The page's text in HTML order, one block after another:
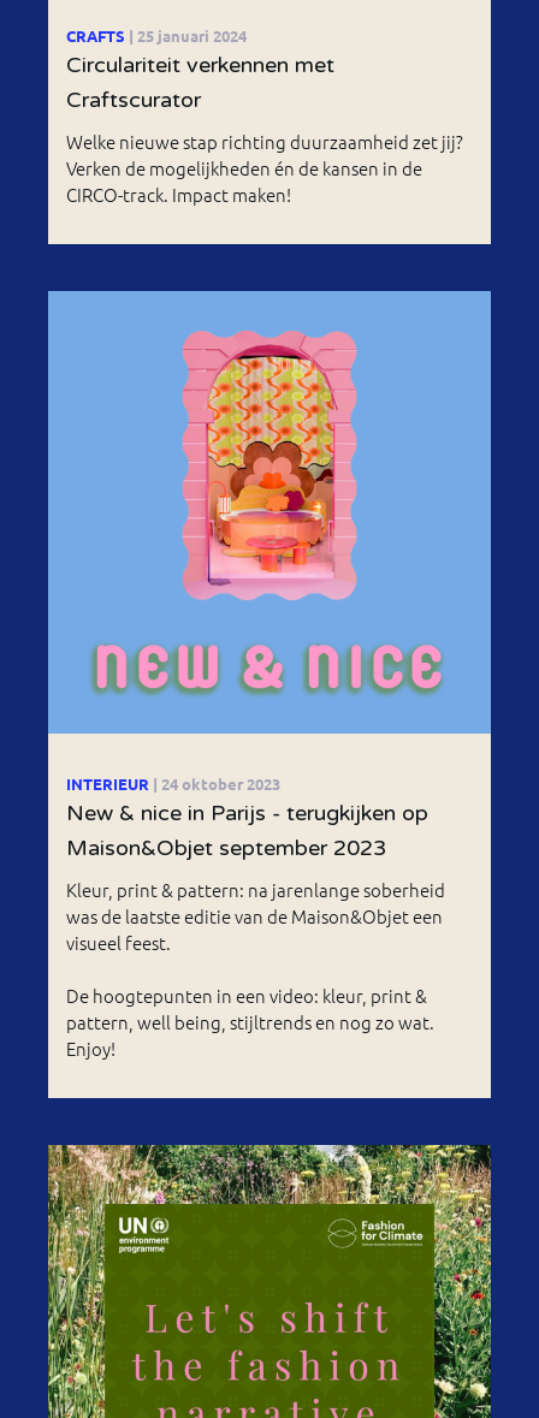
CRAFTS | 25 januari 2024
Circulariteit verkennen met
Craftscurator
Welke nieuwe stap richting duurzaamheid zet jij?
Verken de mogelijkheden én de kansen in de
CIRCO-track. Impact maken!
INTERIEUR | 24 oktober 2023
New & nice in Parijs - terugkijken op
Maison&Objet september 2023
Kleur, print & pattern: na jarenlange soberheid
was de laatste editie van de Maison&Objet een
visueel feest.
De hoogtepunten in een video: kleur, print &
pattern, well being, stijltrends en nog zo wat.
Enjoy!